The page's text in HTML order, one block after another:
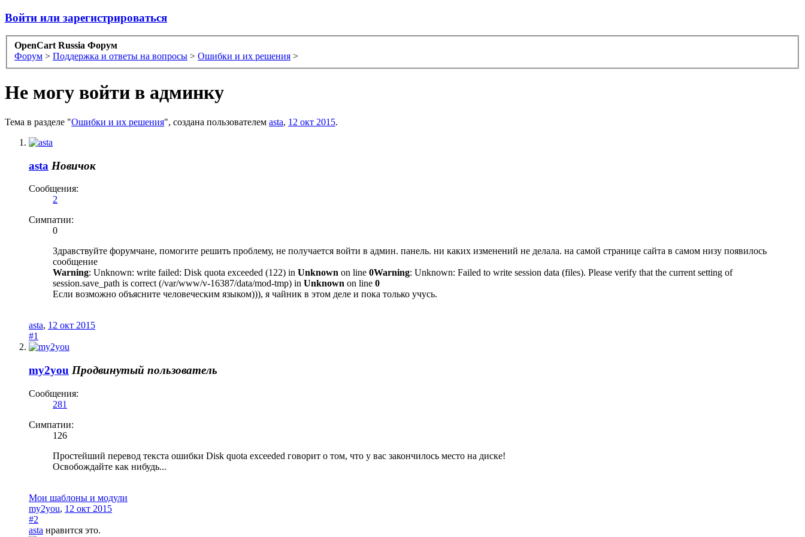
Войти или зарегистрироваться
OpenCart Russia Форум
Форум > Поддержка и ответы на вопросы > Ошибки и их решения >
Не могу войти в админку
Тема в разделе "Ошибки и их решения", создана пользователем asta, 12 окт 2015.
asta Новичок
Сообщения:
2
Симпатии:
0
Здравствуйте форумчане, помогите решить проблему, не получается войти в админ. панель. ни каких изменений не делала. на самой странице сайта в самом низу появилось
сообщение
Warning: Unknown: write failed: Disk quota exceeded (122) in Unknown on line 0Warning: Unknown: Failed to write session data (files). Please verify that the current setting of
session.save_path is correct (/var/www/v-16387/data/mod-tmp) in Unknown on line 0
Если возможно объясните человеческим языком))), я чайник в этом деле и пока только учусь.
asta, 12 окт 2015
#1
my2you Продвинутый пользователь
Сообщения:
281
Симпатии:
126
Простейший перевод текста ошибки Disk quota exceeded говорит о том, что у вас закончилось место на диске!
Освобождайте как нибудь...
Мои шаблоны и модули
my2you, 12 окт 2015
#2
asta нравится это.